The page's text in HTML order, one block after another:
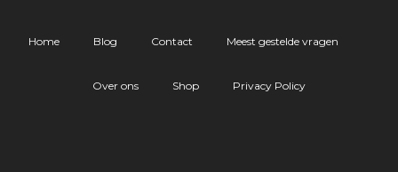
Home Blog Contact Meest gestelde vragen
Over ons Shop Privacy Policy